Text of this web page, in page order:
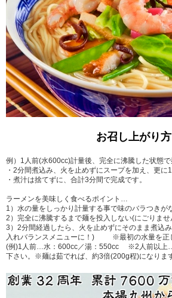
お召し上がり方
例）1人前(水600cc)計量後、完全に沸騰した状態で
・2分間煮込み、火を止めずにスープを加え、更に
・煮汁は捨てずに、合計3分間で完成です。
ラーメンを美味しく食べるポイント…
1）水の量をしっかり計量する事で味のバラつきが
2）完全に沸騰するまで麺を投入しない(にごりませ
3）2分間経過したら、火を止めずにそのまま煮込
入れバランスメニューに！) ※最初の水量を正し
(例)1人前…水：600cc／湯：550cc ※2人前以上…
下さい。※麺は茹でれば、約3倍(200g程)になりま